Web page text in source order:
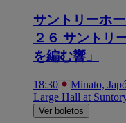
サントリーホ
２６ サントリ
を編む響」
18:30 Minato,
Large Hall at
Ver boletos